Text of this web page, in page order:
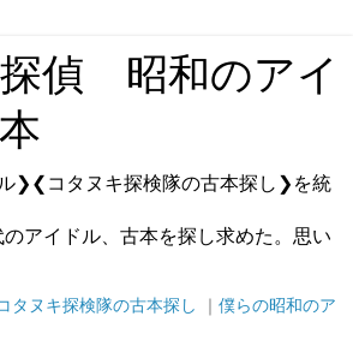
偵 昭和のアイ
❯❮コタヌキ探検隊の古本探し❯を統
アイドル、古本を探し求めた。思い
タヌキ探検隊の古本探し ｜ 僕らの昭和のア